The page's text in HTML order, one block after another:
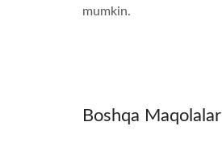
mumkin.
Boshqa Maqolalar